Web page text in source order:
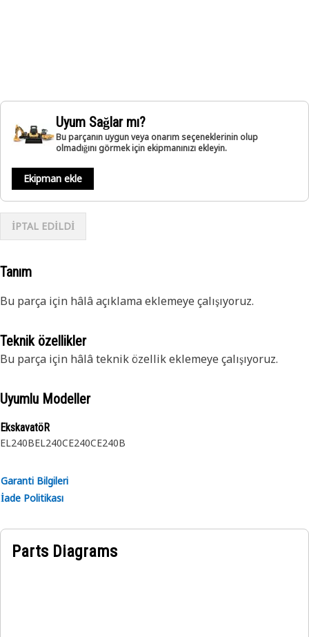
Uyum Sağlar mı?
Bu parçanın uygun veya onarım seçeneklerinin olup
olmadığını görmek için ekipmanınızı ekleyin.
Ekipman ekle
İPTAL EDİLDİ
Tanım
Bu parça için hâlâ açıklama eklemeye çalışıyoruz.
Teknik özellikler
Bu parça için hâlâ teknik özellik eklemeye çalışıyoruz.
Uyumlu Modeller
EkskavatöR
EL240BEL240CE240CE240B
Garanti Bilgileri
İade Politikası
Parts Diagrams